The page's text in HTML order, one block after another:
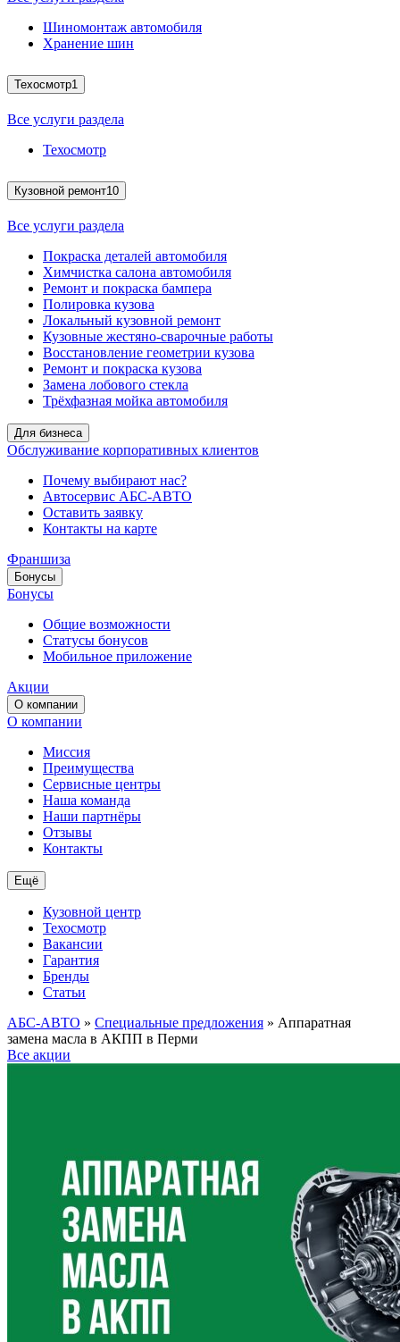
Шиномонтаж автомобиля
Хранение шин
Техосмотр1
Все услуги раздела
Техосмотр
Кузовной ремонт10
Все услуги раздела
Покраска деталей автомобиля
Химчистка салона автомобиля
Ремонт и покраска бампера
Полировка кузова
Локальный кузовной ремонт
Кузовные жестяно-сварочные работы
Восстановление геометрии кузова
Ремонт и покраска кузова
Замена лобового стекла
Трёхфазная мойка автомобиля
Для бизнеса
Обслуживание корпоративных клиентов
Почему выбирают нас?
Автосервис АБС-АВТО
Оставить заявку
Контакты на карте
Франшиза
Бонусы
Бонусы
Общие возможности
Статусы бонусов
Мобильное приложение
Акции
О компании
О компании
Миссия
Преимущества
Сервисные центры
Наша команда
Наши партнёры
Отзывы
Контакты
Ещё
Кузовной центр
Техосмотр
Вакансии
Гарантия
Бренды
Статьи
АБС-АВТО » Специальные предложения » Аппаратная
замена масла в АКПП в Перми
Все акции